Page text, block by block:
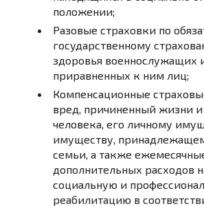
положении;
Разовые страховки по
государственному
здоровья военнослужащих
приравненных к ним лиц;
Компенсационные
вред, причиненный жизни
человека, его личному
имуществу,
семьи, а также
дополнительных расходов
социальную и
реабилитацию в